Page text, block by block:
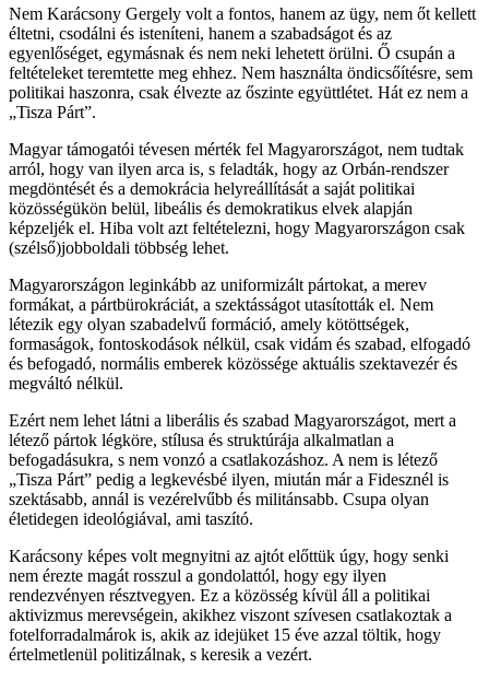
Nem Karácsony Gergely volt a fontos, hanem az ügy, nem őt kellett
éltetni, csodálni és isteníteni, hanem a szabadságot és az
egyenlőséget, egymásnak és nem neki lehetett örülni. Ő csupán a
feltételeket teremtette meg ehhez. Nem használta öndicsőítésre, sem
politikai haszonra, csak élvezte az őszinte együttlétet. Hát ez nem a
„Tisza Párt”.
Magyar támogatói tévesen mérték fel Magyarországot, nem tudtak
arról, hogy van ilyen arca is, s feladták, hogy az Orbán-rendszer
megdöntését és a demokrácia helyreállítását a saját politikai
közösségükön belül, libeális és demokratikus elvek alapján
képzeljék el. Hiba volt azt feltételezni, hogy Magyarországon csak
(szélső)jobboldali többség lehet.
Magyarországon leginkább az uniformizált pártokat, a merev
formákat, a pártbürokráciát, a szektásságot utasították el. Nem
létezik egy olyan szabadelvű formáció, amely kötöttségek,
formaságok, fontoskodások nélkül, csak vidám és szabad, elfogadó
és befogadó, normális emberek közössége aktuális szektavezér és
megváltó nélkül.
Ezért nem lehet látni a liberális és szabad Magyarországot, mert a
létező pártok légköre, stílusa és struktúrája alkalmatlan a
befogadásukra, s nem vonzó a csatlakozáshoz. A nem is létező
„Tisza Párt” pedig a legkevésbé ilyen, miután már a Fidesznél is
szektásabb, annál is vezérelvűbb és militánsabb. Csupa olyan
életidegen ideológiával, ami taszító.
Karácsony képes volt megnyitni az ajtót előttük úgy, hogy senki
nem érezte magát rosszul a gondolattól, hogy egy ilyen
rendezvényen résztvegyen. Ez a közösség kívül áll a politikai
aktivizmus merevségein, akikhez viszont szívesen csatlakoztak a
fotelforradalmárok is, akik az idejüket 15 éve azzal töltik, hogy
értelmetlenül politizálnak, s keresik a vezért.